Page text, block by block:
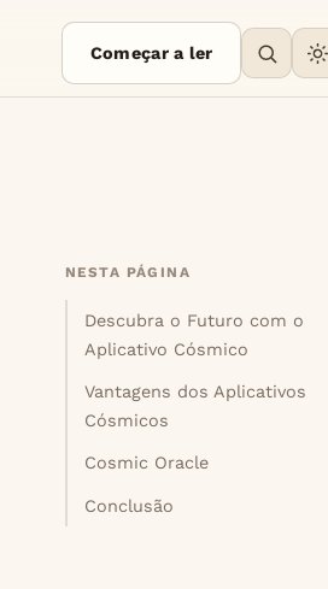
Começar a ler
NESTA PÁGINA
Descubra o Futuro com o
Aplicativo Cósmico
Vantagens dos Aplicativos
Cósmicos
Cosmic Oracle
Conclusão